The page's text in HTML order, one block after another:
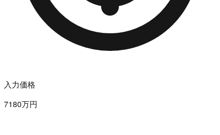
入力価格
7180万円